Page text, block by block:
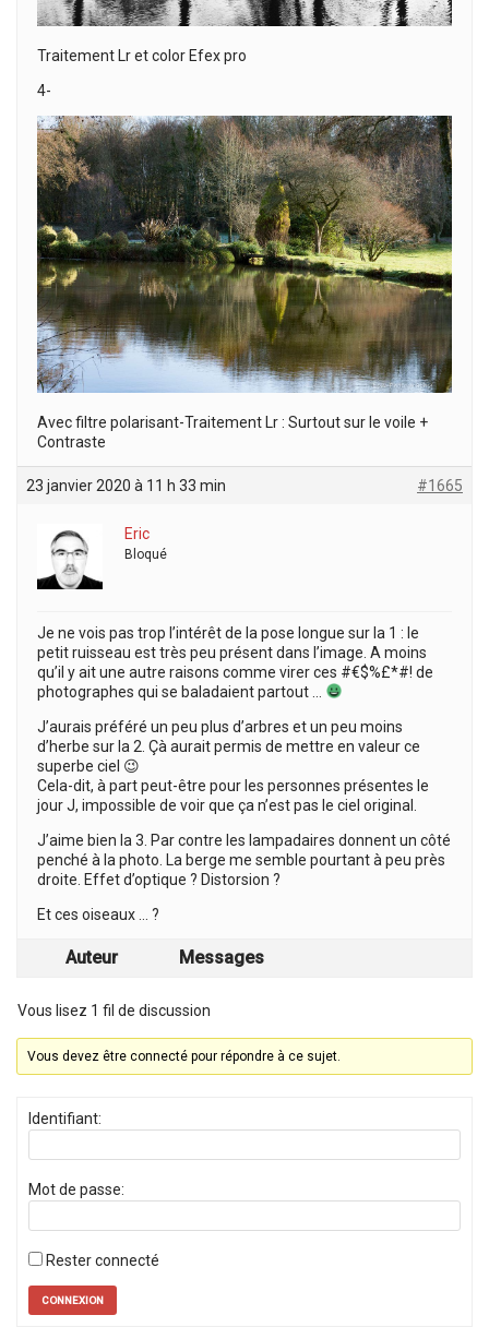
Traitement Lr et color Efex pro
4-
Avec filtre polarisant-Traitement Lr : Surtout sur le voile +
Contraste
23 janvier 2020 à 11 h 33 min #1665
Eric
Bloqué
Je ne vois pas trop l’intérêt de la pose longue sur la 1 : le
petit ruisseau est très peu présent dans l’image. A moins
qu’il y ait une autre raisons comme virer ces #€$%£*#! de
photographes qui se baladaient partout …
J’aurais préféré un peu plus d’arbres et un peu moins
d’herbe sur la 2. Çà aurait permis de mettre en valeur ce
superbe ciel 😉
Cela-dit, à part peut-être pour les personnes présentes le
jour J, impossible de voir que ça n’est pas le ciel original.
J’aime bien la 3. Par contre les lampadaires donnent un côté
penché à la photo. La berge me semble pourtant à peu près
droite. Effet d’optique ? Distorsion ?
Et ces oiseaux … ?
Auteur Messages
Vous lisez 1 fil de discussion
Vous devez être connecté pour répondre à ce sujet.
Identifiant:
Mot de passe:
Rester connecté
CONNEXION